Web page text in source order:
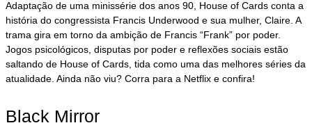
Adaptação de uma minissérie dos anos 90, House of Cards conta a
história do congressista Francis Underwood e sua mulher, Claire. A
trama gira em torno da ambição de Francis “Frank” por poder.
Jogos psicológicos, disputas por poder e reflexões sociais estão
saltando de House of Cards, tida como uma das melhores séries da
atualidade. Ainda não viu? Corra para a Netflix e confira!
Black Mirror